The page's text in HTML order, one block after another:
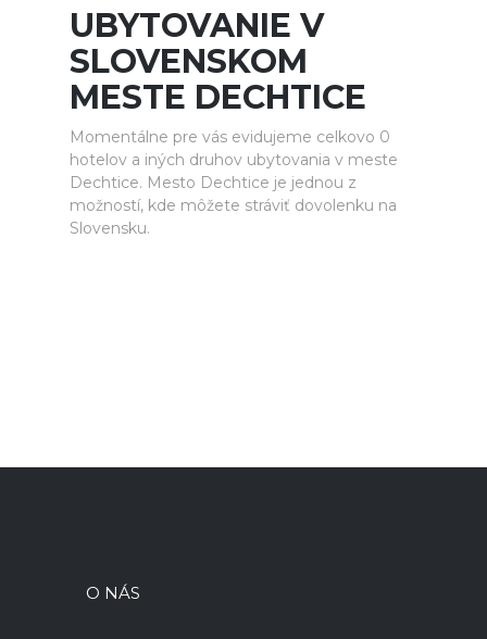
UBYTOVANIE V
SLOVENSKOM
MESTE DECHTICE
Momentálne pre vás evidujeme celkovo 0
hotelov a iných druhov ubytovania v meste
Dechtice. Mesto Dechtice je jednou z
možností, kde môžete stráviť dovolenku na
Slovensku.
O NÁS